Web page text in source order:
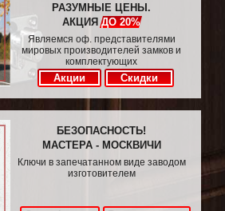
РАЗУМНЫЕ ЦЕНЫ.
АКЦИЯДО 20%
Являемся оф. представителями
мировых производителей замков и
комплектующих
Акции Скидки
БЕЗОПАСНОСТЬ!
МАСТЕРА - МОСКВИЧИ
Ключи в запечатанном виде заводом
изготовителем